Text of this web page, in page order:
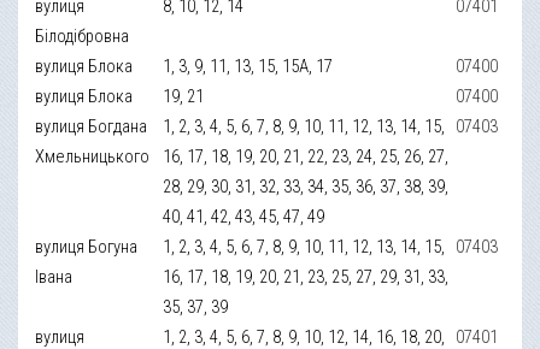
вулиця
Білодібровна
8, 10, 12, 14 07401
вулиця Блока 1, 3, 9, 11, 13, 15, 15А, 17
07400
вулиця Блока
19, 21
07400
вулиця Богдана
Хмельницького
1, 2, 3, 4, 5, 6, 7, 8, 9, 10, 11, 12, 13, 14, 15,
16, 17, 18, 19, 20, 21, 22, 23, 24, 25, 26, 27,
28, 29, 30, 31, 32, 33, 34, 35, 36, 37, 38, 39,
40, 41, 42, 43, 45, 47, 49
07403
вулиця Богуна
Івана
1, 2, 3, 4, 5, 6, 7, 8, 9, 10, 11, 12, 13, 14, 15,
16, 17, 18, 19, 20, 21, 23, 25, 27, 29, 31, 33,
35, 37, 39
07403
вулиця
1, 2, 3, 4, 5, 6, 7, 8, 9, 10, 12, 14, 16, 18, 20,
07401